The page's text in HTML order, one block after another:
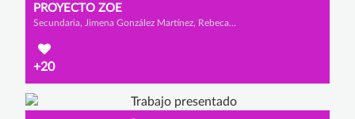
PROYECTO ZOE
Secundaria, Jimena González Martínez, Rebeca Jiménez Alcaraz y Valeria Ramírez Andrade
+20